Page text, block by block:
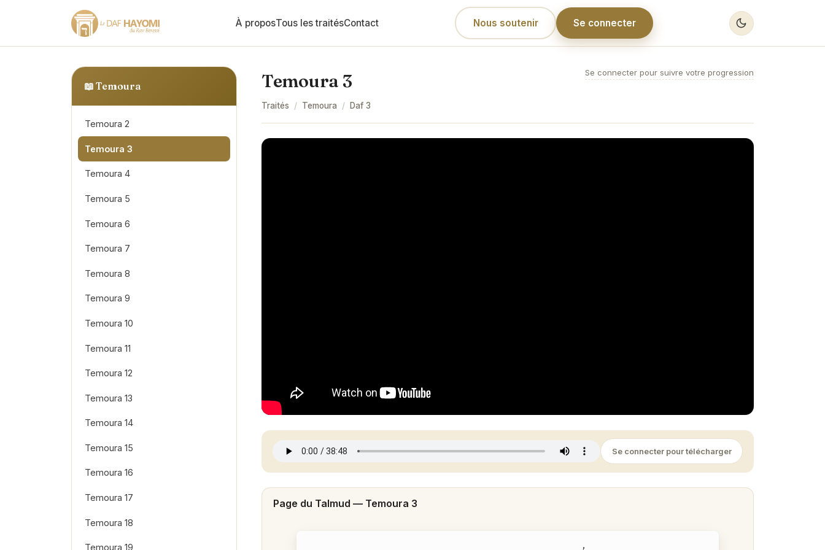
À proposTous les traitésContact Nous soutenir Se connecter
📖 Temoura
Temoura 2
Temoura 3
Temoura 4
Temoura 5
Temoura 6
Temoura 7
Temoura 8
Temoura 9
Temoura 10
Temoura 11
Temoura 12
Temoura 13
Temoura 14
Temoura 15
Temoura 16
Temoura 17
Temoura 18
Temoura 19
Temoura 3
Traités / Temoura / Daf 3
Se connecter pour suivre votre progression
Se connecter pour télécharger
Page du Talmud — Temoura 3